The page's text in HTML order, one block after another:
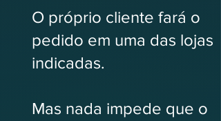
O próprio cliente fará o
pedido em uma das lojas
indicadas.
Mas nada impede que o